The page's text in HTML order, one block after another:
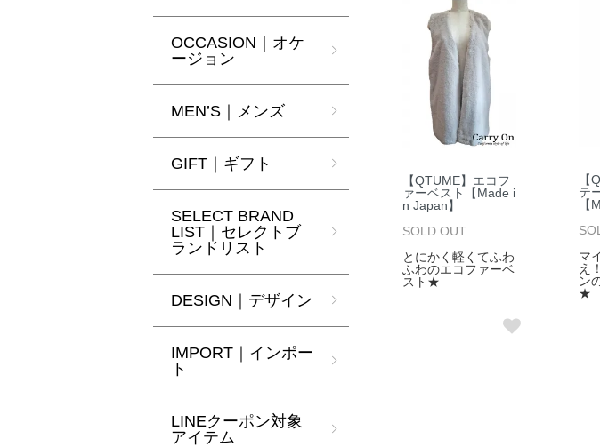
【QTUME】エコフ
ァーベスト【Made i
n Japan】
SOLD OUT
とにかく軽くてふわ
ふわのエコファーベ
スト★
【
テ
【
マ
え
ン
★
OCCASION｜オケ
ージョン
MEN’S｜メンズ
GIFT｜ギフト
SELECT BRAND
LIST｜セレクトブ
ランドリスト
DESIGN｜デザイン
IMPORT｜インポー
ト
LINEクーポン対象
アイテム